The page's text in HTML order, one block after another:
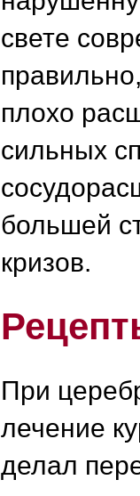
свете
плохо
сильных
большей
кризов.
При
лечение
делал